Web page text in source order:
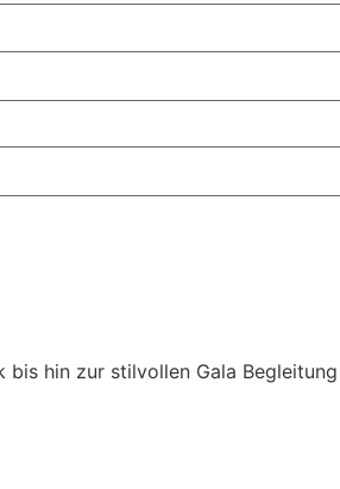
hin zur stilvollen Gala